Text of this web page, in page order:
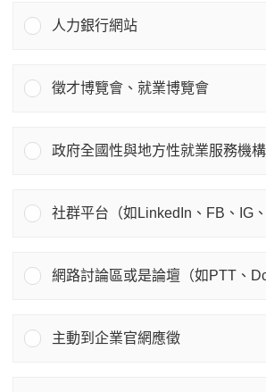
人力銀行網站
徵才博覽會、就業博覽會
政府全國性與地方性就業服務機
社群平台（如LinkedIn、FB、IG
網路討論區或是論壇（如PTT、
主動到企業官網應徵